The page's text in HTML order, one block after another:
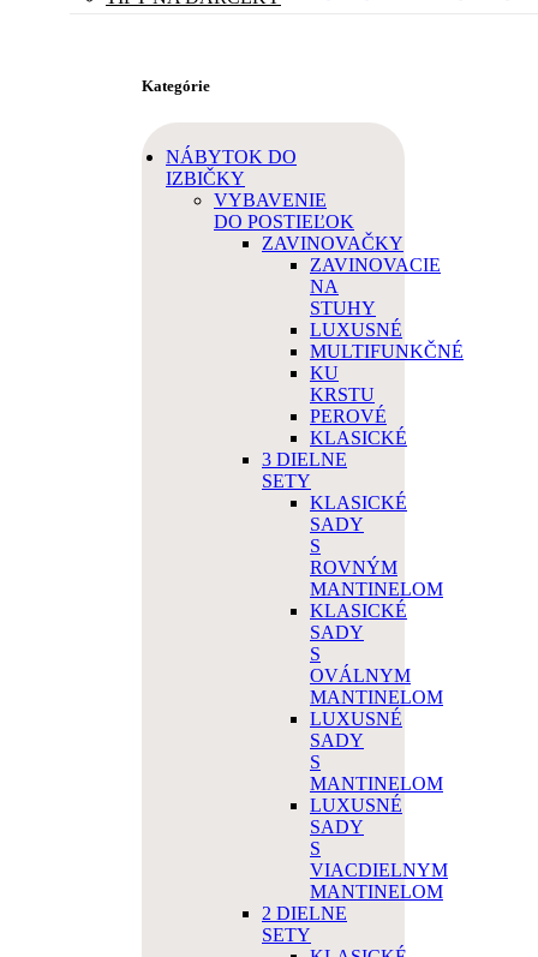
Kategórie
NÁBYTOK DO
IZBIČKY
VYBAVENIE
DO POSTIEĽOK
ZAVINOVAČKY
ZAVINOVACIE
NA
STUHY
LUXUSNÉ
MULTIFUNKČNÉ
KU
KRSTU
PEROVÉ
KLASICKÉ
3 DIELNE
SETY
KLASICKÉ
SADY
S
ROVNÝM
MANTINELOM
KLASICKÉ
SADY
S
OVÁLNYM
MANTINELOM
LUXUSNÉ
SADY
S
MANTINELOM
LUXUSNÉ
SADY
S
VIACDIELNYM
MANTINELOM
2 DIELNE
SETY